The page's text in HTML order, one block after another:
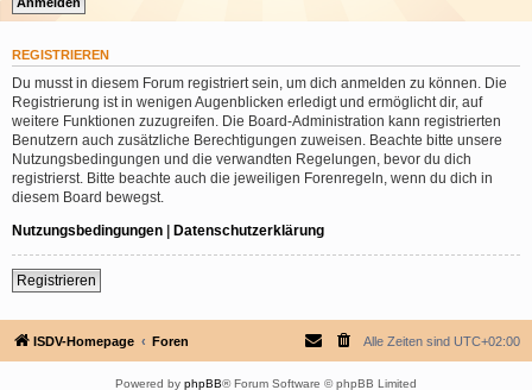
REGISTRIEREN
Du musst in diesem Forum registriert sein, um dich anmelden zu können. Die
Registrierung ist in wenigen Augenblicken erledigt und ermöglicht dir, auf
weitere Funktionen zuzugreifen. Die Board-Administration kann registrierten
Benutzern auch zusätzliche Berechtigungen zuweisen. Beachte bitte unsere
Nutzungsbedingungen und die verwandten Regelungen, bevor du dich
registrierst. Bitte beachte auch die jeweiligen Forenregeln, wenn du dich in
diesem Board bewegst.
Nutzungsbedingungen | Datenschutzerklärung
Registrieren
ISDV-Homepage Foren Alle Zeiten sind UTC+02:00
Powered by phpBB® Forum Software © phpBB Limited